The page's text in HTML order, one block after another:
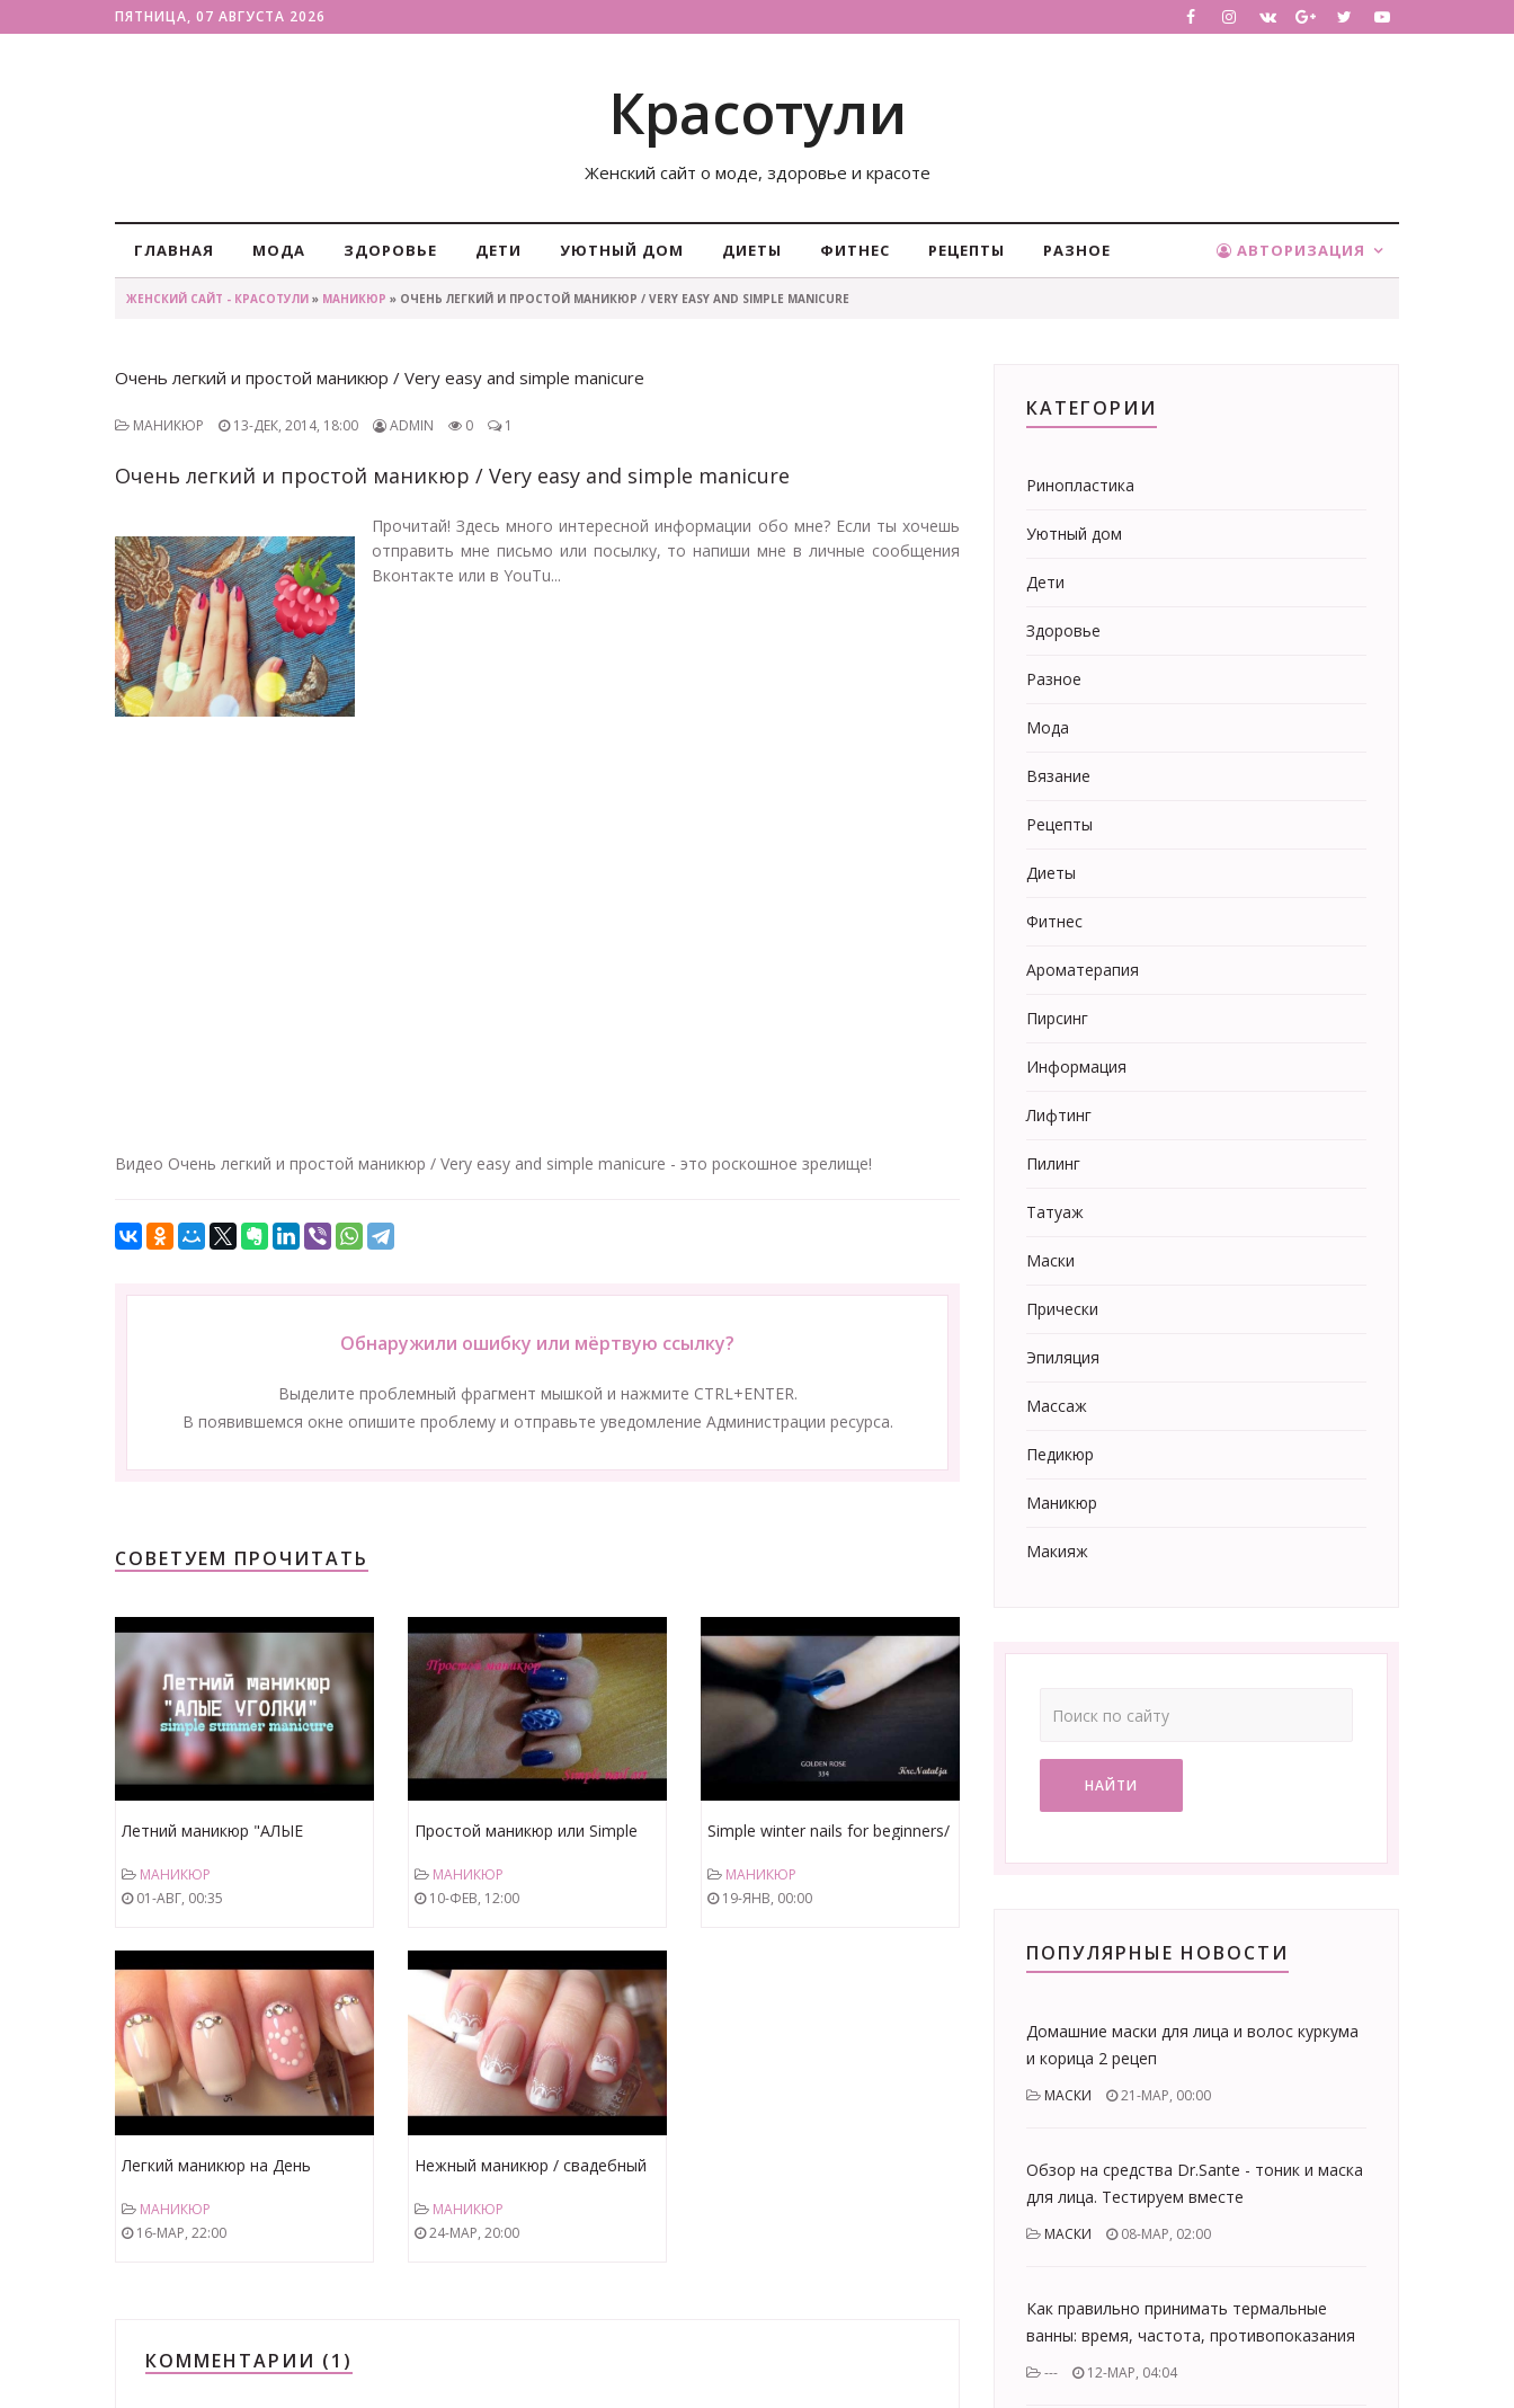
ПЯТНИЦА, 07 АВГУСТА 2026
Красотули
Женский сайт о моде, здоровье и красоте
ГЛАВНАЯ МОДА ЗДОРОВЬЕ ДЕТИ УЮТНЫЙ ДОМ ДИЕТЫ ФИТНЕС РЕЦЕПТЫ РАЗНОЕ АВТОРИЗАЦИЯ
ЖЕНСКИЙ САЙТ - КРАСОТУЛИ » МАНИКЮР » ОЧЕНЬ ЛЕГКИЙ И ПРОСТОЙ МАНИКЮР / VERY EASY AND SIMPLE MANICURE
Очень легкий и простой маникюр / Very easy and simple manicure
МАНИКЮР 13-ДЕК, 2014, 18:00 ADMIN 0 1
Очень легкий и простой маникюр / Very easy and simple manicure
Прочитай! Здесь много интересной информации обо мне? Если ты хочешь
отправить мне письмо или посылку, то напиши мне в личные сообщения
Вконтакте или в YouTu...
Видео Очень легкий и простой маникюр / Very easy and simple manicure - это роскошное зрелище!
Обнаружили ошибку или мёртвую ссылку?
Выделите проблемный фрагмент мышкой и нажмите CTRL+ENTER.
В появившемся окне опишите проблему и отправьте уведомление Администрации ресурса.
СОВЕТУЕМ ПРОЧИТАТЬ
Летний маникюр "АЛЫЕ
manicure
МАНИКЮР
01-АВГ, 00:35
Простой маникюр или Simple
МАНИКЮР
10-ФЕВ, 12:00
Simple winter nails for beginners/
МАНИКЮР
19-ЯНВ, 00:00
Легкий маникюр на День
on Valentine's Day
МАНИКЮР
16-МАР, 22:00
Нежный маникюр / свадебный
Manicure )
МАНИКЮР
24-МАР, 20:00
КОММЕНТАРИИ (1)
КАТЕГОРИИ
Ринопластика
Уютный дом
Дети
Здоровье
Разное
Мода
Вязание
Рецепты
Диеты
Фитнес
Ароматерапия
Пирсинг
Информация
Лифтинг
Пилинг
Татуаж
Маски
Прически
Эпиляция
Массаж
Педикюр
Маникюр
Макияж
НАЙТИ
ПОПУЛЯРНЫЕ НОВОСТИ
Домашние маски для лица и волос куркума
и корица 2 рецеп
МАСКИ 21-МАР, 00:00
Обзор на средства Dr.Sante - тоник и маска
для лица. Тестируем вместе
МАСКИ 08-МАР, 02:00
Как правильно принимать термальные
ванны: время, частота, противопоказания
--- 12-МАР, 04:04